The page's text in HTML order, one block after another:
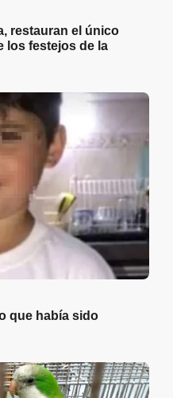
restauran el único
los festejos de la
que había sido